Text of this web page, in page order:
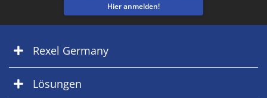
Hier anmelden!
Rexel Germany
Lösungen